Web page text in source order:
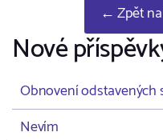
← Zpět
Nové
Obnovení odstavených
Nevím